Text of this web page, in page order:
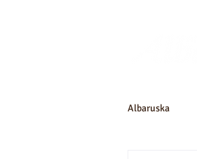
Albaruska